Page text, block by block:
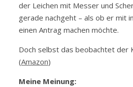
der Leichen mit Messer und
gerade nachgeht – als ob er mit
einen Antrag machen möchte.
Doch selbst das beobachtet der
(Amazon)
Meine Meinung: